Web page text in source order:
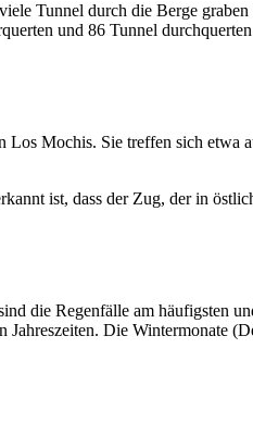
Tunnel durch die Berge
und 86 Tunnel
Los Mochis. Sie treffen sich etwa
ist, dass der Zug, der in
die Regenfälle am häufigsten
Die Wintermonate